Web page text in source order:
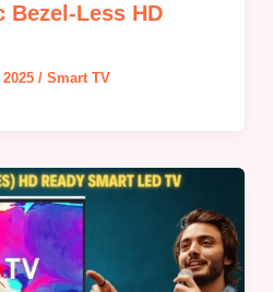
Bezel-Less HD
/ Smart TV